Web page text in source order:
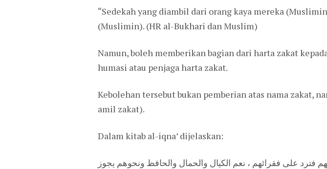
“Sedekah yang diambil dari orang kaya mereka
(Muslimin). (HR al-Bukhari dan Muslim)
Namun, boleh memberikan bagian dari harta zakat
humasi atau penjaga harta zakat.
Kebolehan tersebut bukan pemberian atas nama zakat,
amil zakat).
Dalam kitab al-iqna’ dijelaskan:
فترد على فقرائهم ، نعم الكيال والحمال والحافظ ونحوهم يجوز